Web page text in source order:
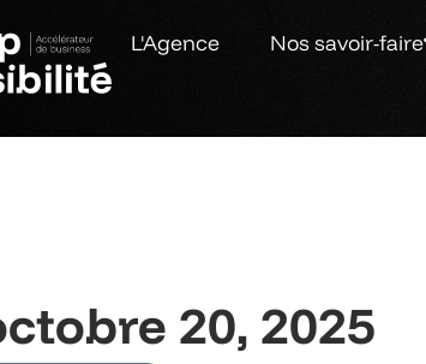
L'Agence Nos savoir-faire
20, 2025